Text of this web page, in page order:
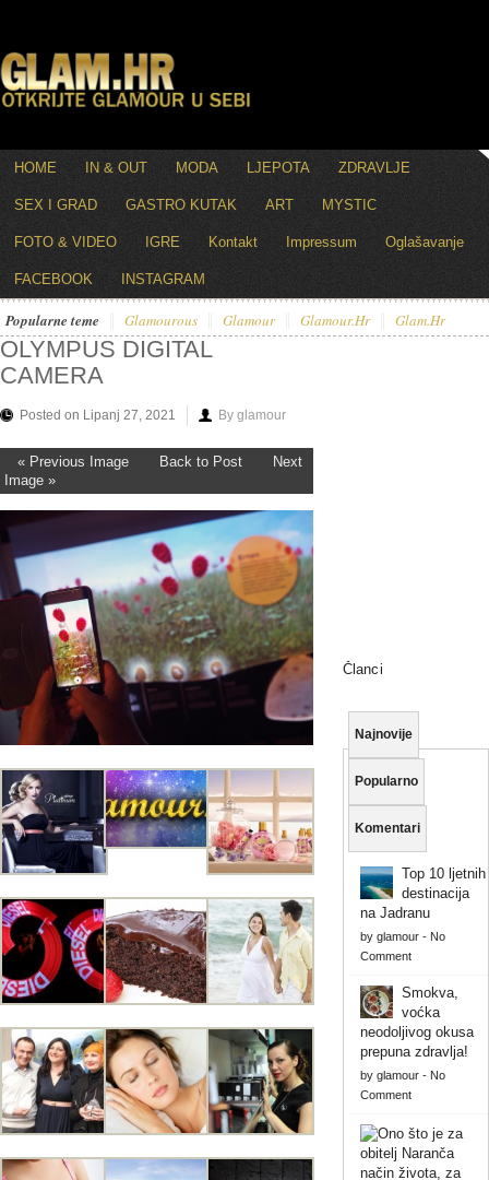
HOME IN & OUT MODA LJEPOTA ZDRAVLJE
SEX I GRAD GASTRO KUTAK ART MYSTIC
FOTO & VIDEO IGRE Kontakt Impressum Oglašavanje
FACEBOOK INSTAGRAM
Popularne teme Glamourous Glamour Glamour.hr Glam.hr
OLYMPUS DIGITAL
CAMERA
Posted on Lipanj 27, 2021 By glamour
« Previous Image Back to Post
Next
Image »
Članci
Najnovije
Popularno
Komentari
Top 10 ljetnih
destinacija
na Jadranu
by glamour- No
Comment
Smokva,
voćka
neodoljivog okusa
prepuna zdravlja!
by glamour- No
Comment